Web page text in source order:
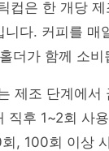
컵은 한 개당
니다. 커피를 매
더가 함께 소비
제조 단계에
직후 1~2회 사
, 100회 이상